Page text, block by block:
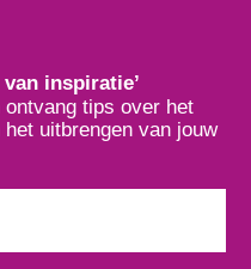
inspiratie’
tips over het
uitbrengen van jouw